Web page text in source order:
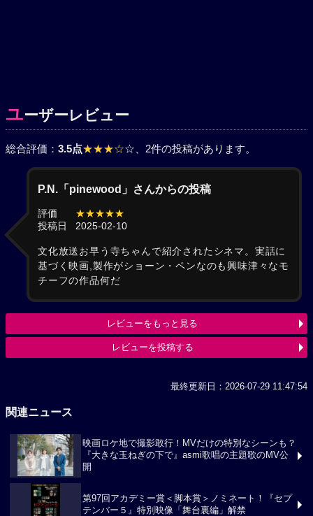
ユーザーレビュー
総合評価： 3.5点★★★☆☆ 、2件の投稿があります。
P.N.「pinewood」さんからの投稿
評価
★★★★★
投稿日
2025-02-10
文化放送お早う寺ちゃんで紹介されたシネマ。実話に
基づく映画,製作がショーン・ペンなのも興味津々なモ
チーフの作品何だ
レビューをもっと見る
レビューを投稿する
最終更新日：2026-07-29 11:47:54
関連ニュース
映画ロケ地で撮影敢行！MVだけの特別なシーンも？
『大きな玉ねぎの下で』asmi歌唱の主題歌のMV公
開
第97回アカデミー賞＜脚本賞＞ノミネート！『セプ
テンバー５』特別映像「舞台裏編」解禁